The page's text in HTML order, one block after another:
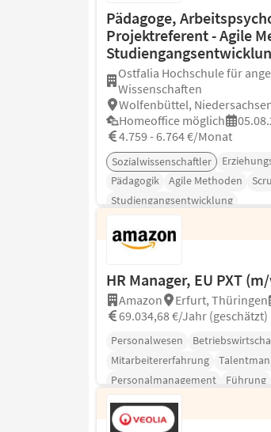
Pädagoge,
Projektreferent - Agile
Ostfalia Hochschule für
Wissenschaften
Wolfenbüttel,
Homeoffice möglich
4.759 - 6.764 €/Monat
Sozialwissenschaftler
Pädagogik
Agile Methoden
Studiengangsentwicklung
HR Manager, EU PXT
Amazon Erfurt, Thüringen
69.034,68 €/Jahr (geschätzt)
Personalwesen
Mitarbeitererfahrung
Personalmanagement
Führung